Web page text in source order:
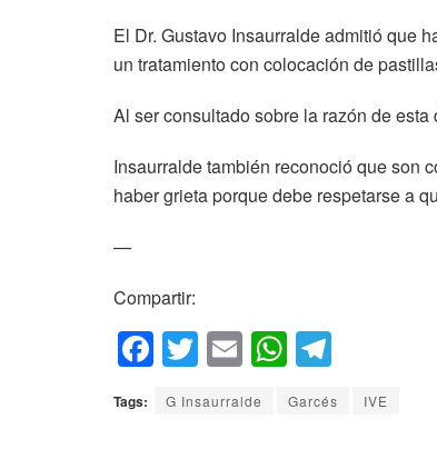
El Dr. Gustavo Insaurralde admitió que
un tratamiento con colocación de
Al ser consultado sobre la razón de
Insaurralde también reconoció que son
haber grieta porque debe respetarse a
—
Compartir:
F
a
c
T
wi
tt
E
m
ail
W
h
at
el
e
Tags: G Insaurralde Garcés IVE